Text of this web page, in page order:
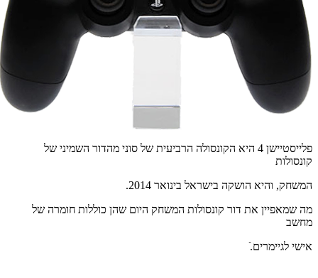
פלייסטיישן 4 היא הקונסולה הרביעית של סוני מהדור השמיני של
קונסולות
המשחק, והיא הושקה בישראל בינואר 2014.
מה שמאפיין את דור קונסולות המשחק היום שהן כוללות חומרה של
מחשב
אישי לגיימרים.ֿ